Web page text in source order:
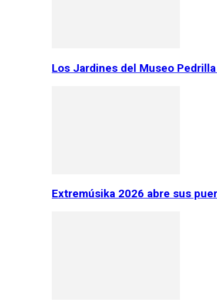
Los Jardines del Museo
Extremúsika 2026 abre sus